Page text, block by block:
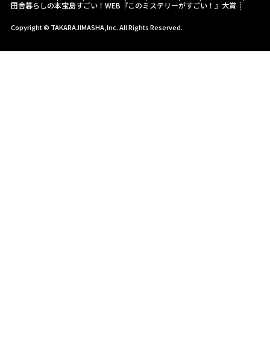
田舎暮らしの本宝島すごい！WEB 『このミステリーがすごい！』大賞
Copyright © TAKARAJIMASHA,Inc. All Rights Reserved.